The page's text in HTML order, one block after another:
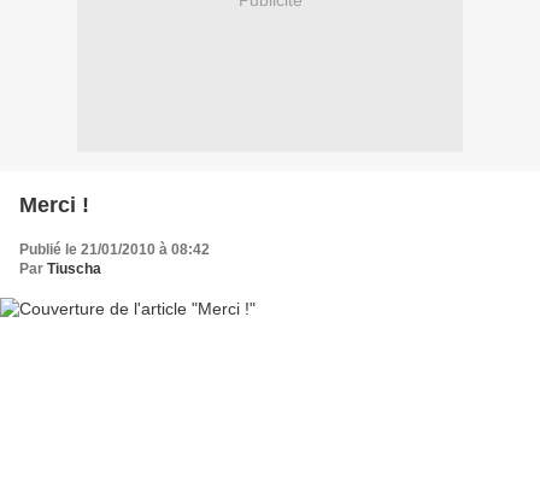
Merci !
Publié le 21/01/2010 à 08:42
Par Tiuscha